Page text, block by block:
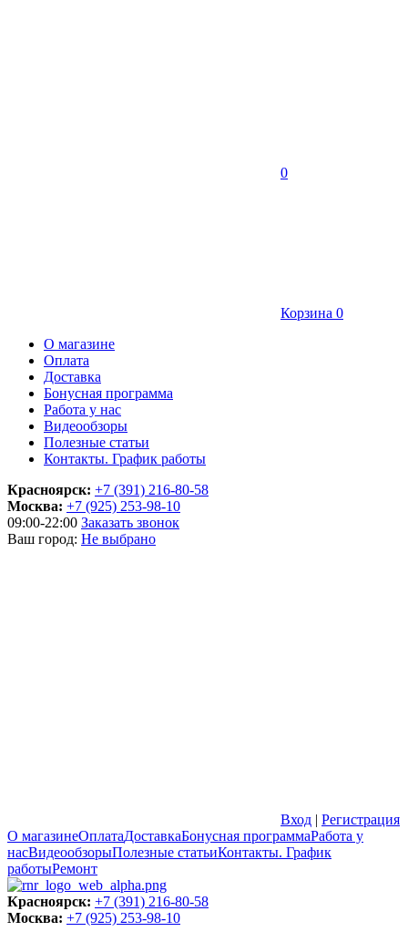
0
Корзина 0
О магазине
Оплата
Доставка
Бонусная программа
Работа у нас
Видеообзоры
Полезные статьи
Контакты. График работы
Красноярск: +7 (391) 216-80-58
Москва: +7 (925) 253-98-10
09:00-22:00 Заказать звонок
Ваш город: Не выбрано
Вход | Регистрация
О магазинеОплатаДоставкаБонусная программаРабота у
насВидеообзорыПолезные статьиКонтакты. График
работыРемонт
Красноярск: +7 (391) 216-80-58
Москва: +7 (925) 253-98-10